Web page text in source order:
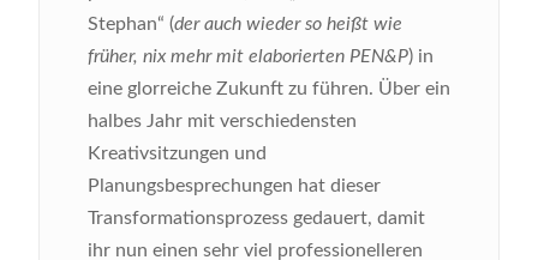
Stephan“ (der auch wieder so heißt wie
früher, nix mehr mit elaborierten PEN&P) in
eine glorreiche Zukunft zu führen. Über ein
halbes Jahr mit verschiedensten
Kreativsitzungen und
Planungsbesprechungen hat dieser
Transformationsprozess gedauert, damit
ihr nun einen sehr viel professionelleren